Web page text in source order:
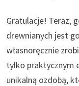
Gratulacje! Teraz,
drewnianych jest
własnoręcznie
tylko praktycznym
unikalną ozdobą,